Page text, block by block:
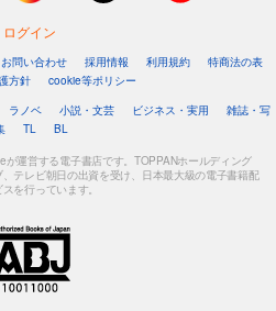
ログイン
お問い合わせ 採用情報 利用規約
特商法の表
方針
cookie等ポリシー
ラノベ 小説・文芸 ビジネス・実用
雑誌・写
TL BL
運営する電子書店です。TOPPANホールディング
テレビ朝日の出資を受け、日本最大級の電子書籍配
を行っています。